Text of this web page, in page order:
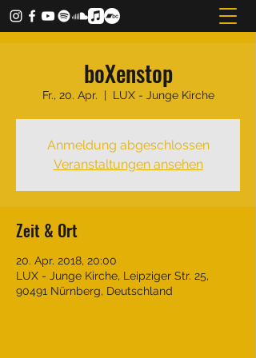
boXenstop
Fr., 20. Apr.
  |
LUX - Junge Kirche
Anmeldung abgeschlossen
Veranstaltungen ansehen
Zeit & Ort
20. Apr. 2018, 20:00
LUX - Junge Kirche, Leipziger Str. 25,
90491 Nürnberg, Deutschland